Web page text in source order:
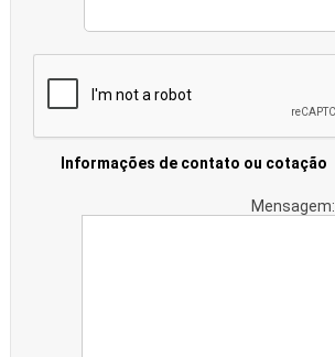
Informações de contato ou cotação
Mensagem: